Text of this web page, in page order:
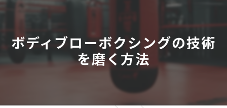
ボディブローボクシングの技術
を磨く方法